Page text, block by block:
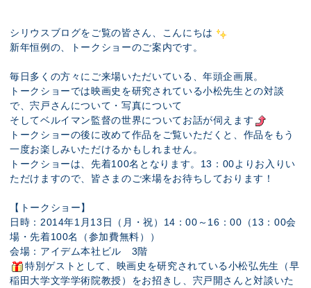
シリウスブログをご覧の皆さん、こんにちは
新年恒例の、トークショーのご案内です。
毎日多くの方々にご来場いただいている、年頭企画展。
トークショーでは映画史を研究されている小松先生との対談
で、宍戸さんについて・写真について
そしてベルイマン監督の世界についてお話が伺えます
トークショーの後に改めて作品をご覧いただくと、作品をもう
一度お楽しみいただけるかもしれません。
トークショーは、先着100名となります。13：00よりお入りい
ただけますので、皆さまのご来場をお待ちしております！
【トークショー】
日時：2014年1月13日（月・祝）14：00～16：00（13：00会
場・先着100名（参加費無料））
会場：アイデム本社ビル 3階
特別ゲストとして、映画史を研究されている小松弘先生（早
稲田大学文学学術院教授）をお招きし、宍戸開さんと対談いた